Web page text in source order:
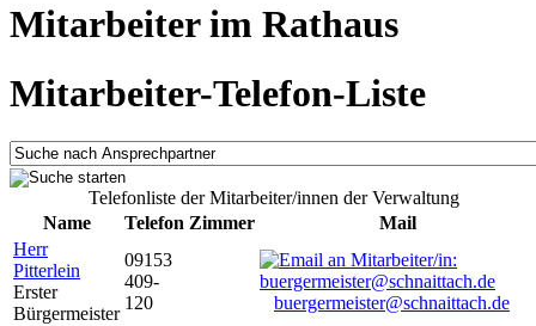
Mitarbeiter im Rathaus
Mitarbeiter-Telefon-Liste
Telefonliste der Mitarbeiter/innen der Verwaltung
Name
Telefon Zimmer
Mail
Herr
Pitterlein
Erster
Bürgermeister
09153
409-
120
buergermeister@schnaittach.de